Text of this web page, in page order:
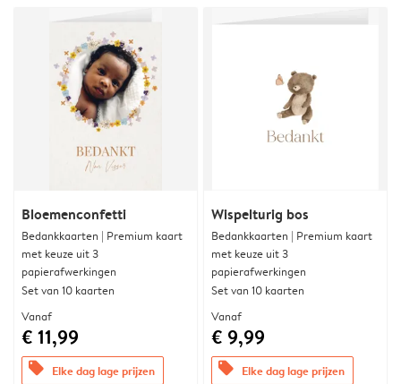
Bloemenconfetti
Bedankkaarten | Premium kaart
met keuze uit 3
papierafwerkingen
Set van 10 kaarten
Vanaf
€ 11,99
offers Elke dag lage prijzen
Wispelturig bos
Bedankkaarten | Premium kaart
met keuze uit 3
papierafwerkingen
Set van 10 kaarten
Vanaf
€ 9,99
offers Elke dag lage prijzen